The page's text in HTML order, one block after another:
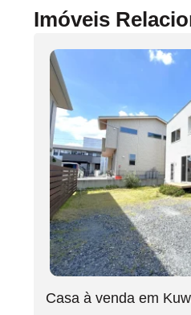
Imóveis
Casa à venda em